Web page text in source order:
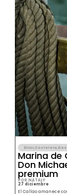
Elixir,Coctelera,
Marina de
Don
premium
POR NATALY
27 diciembre
El Callao amanece